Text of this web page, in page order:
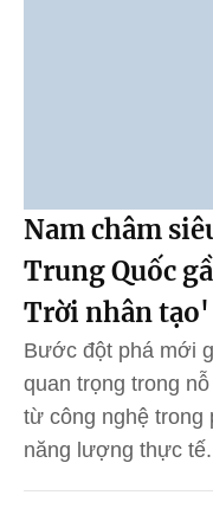
Nam châm
Trung Quốc
Trời nhân tạo'
Bước đột phá mới
quan trọng trong
từ công nghệ trong
năng lượng thực tế.